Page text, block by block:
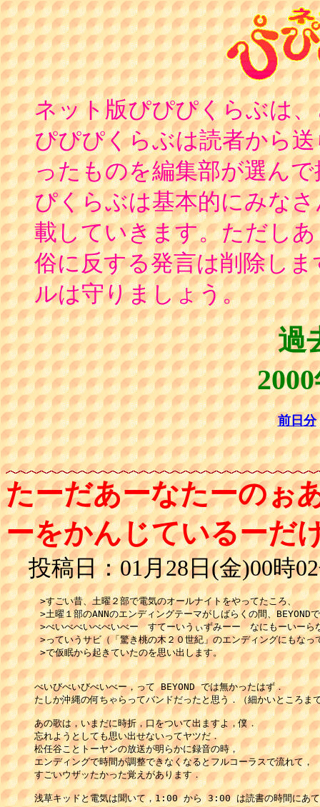
ネット版ぴぴぴくらぶは
ぴぴぴくらぶは読者から
ったものを編集部が選ん
ぴくらぶは基本的にみな
載していきます。ただし
俗に反する発言は削除し
ルは守りましょう。
過
前日分
たーだあーなたーのぉ
ーをかんじているーだ
投稿日：01月28日(金)00時
>すごい昔、土曜２部で電気のオールナイトをやってたころ、
>土曜１部のANNのエンディングテーマがしばらくの間、BEYOND
>べいべべいべべいべー　すてーいうぃずみーー　なにもーいーら
>っていうサビ（「驚き桃の木２０世紀」のエンディングにもなっ
>で仮眠から起きていたのを思い出します。
べいびべいびべいべー，って BEYOND では無かったはず．
たしか沖縄の何ちゃらってバンドだったと思う．（細かいところま
あの歌は，いまだに時折，口をついて出ますよ，僕．
忘れようとしても思い出せないってヤツだ．
松任谷ことトーヤンの放送が明らかに録音の時，
エンディングで時間が調整できなくなるとフルコーラスで流れて，
すごいウザッたかった覚えがあります．
浅草キッドと電気は聞いて，1:00 から 3:00 は読書の時間にあて